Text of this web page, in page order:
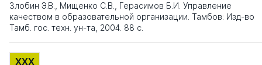
Злобин Э.В., Мищенко С.В., Герасимов Б.И. Управление
качеством в образовательной организации. Тамбов: Изд-во
Тамб. гос. техн. ун-та, 2004. 88 с.
XXX